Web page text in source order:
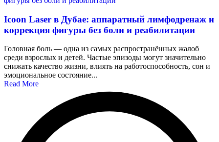
Icoon Laser в Дубае: аппаратный лимфодренаж и
коррекция фигуры без боли и реабилитации
Головная боль — одна из самых распространённых жалоб
среди взрослых и детей. Частые эпизоды могут значительно
снижать качество жизни, влиять на работоспособность, сон и
эмоциональное состояние...
Read More